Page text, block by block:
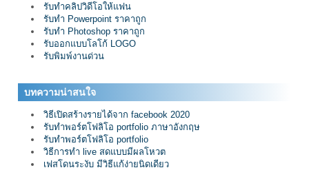
รับทำคลิปวิดีโอให้แฟน
รับทำ Powerpoint ราคาถูก
รับทำ Photoshop ราคาถูก
รับออกแบบโลโก้ LOGO
รับพิมพ์งานด่วน
บทความน่าสนใจ
วิธีเปิดสร้างรายได้จาก facebook 2020
รับทำพอร์ตโฟลิโอ portfolio ภาษาอังกฤษ
รับทำพอร์ตโฟลิโอ portfolio
วิธีการทำ live สดแบบมีผลโหวต
เฟสโดนระงับ มีวิธีแก้ง่ายนิดเดียว